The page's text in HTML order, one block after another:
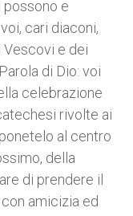
possono e
cari diaconi,
e dei
di Dio: voi
celebrazione
rivolte ai
al centro
della
di prendere il
amicizia ed